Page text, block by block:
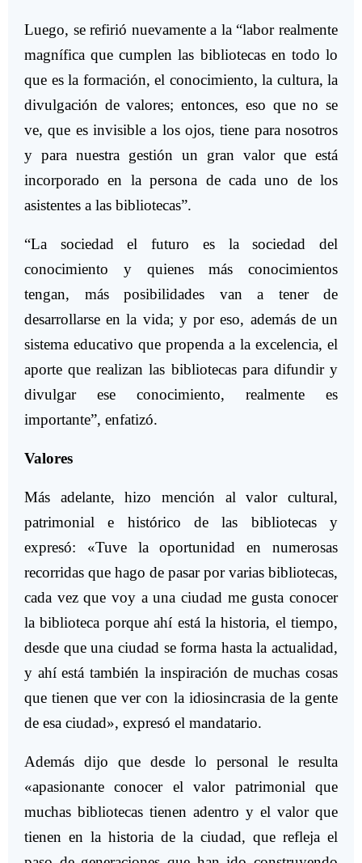
Luego, se refirió nuevamente a la “labor realmente
magnífica que cumplen las bibliotecas en todo lo
que es la formación, el conocimiento, la cultura, la
divulgación de valores; entonces, eso que no se
ve, que es invisible a los ojos, tiene para nosotros
y para nuestra gestión un gran valor que está
incorporado en la persona de cada uno de los
asistentes a las bibliotecas”.
“La sociedad el futuro es la sociedad del
conocimiento y quienes más conocimientos
tengan, más posibilidades van a tener de
desarrollarse en la vida; y por eso, además de un
sistema educativo que propenda a la excelencia, el
aporte que realizan las bibliotecas para difundir y
divulgar ese conocimiento, realmente es
importante”, enfatizó.
Valores
Más adelante, hizo mención al valor cultural,
patrimonial e histórico de las bibliotecas y
expresó: «Tuve la oportunidad en numerosas
recorridas que hago de pasar por varias bibliotecas,
cada vez que voy a una ciudad me gusta conocer
la biblioteca porque ahí está la historia, el tiempo,
desde que una ciudad se forma hasta la actualidad,
y ahí está también la inspiración de muchas cosas
que tienen que ver con la idiosincrasia de la gente
de esa ciudad», expresó el mandatario.
Además dijo que desde lo personal le resulta
«apasionante conocer el valor patrimonial que
muchas bibliotecas tienen adentro y el valor que
tienen en la historia de la ciudad, que refleja el